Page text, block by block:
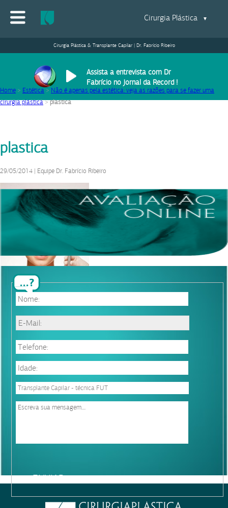
Cirurgia Plástica ▼
Cirurgia Plástica & Transplante Capilar | Dr. Fabrício Ribeiro
Assista a entrevista com Dr
Fabrício no Jornal da Record !
Home > Estética > Não é apenas pela estética: veja as razões para se fazer uma
cirurgia plástica>plastica
leave
plastica
29/05/2014 | Equipe Dr. Fabrício Ribeiro